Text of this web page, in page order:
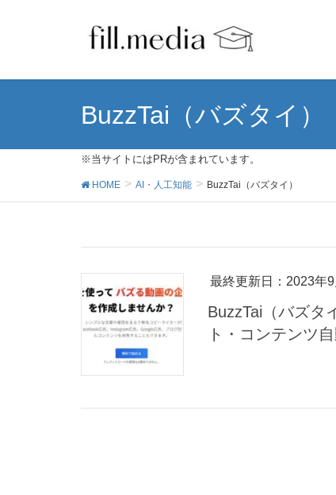
BuzzTai（バズタイ）
※当サイトにはPRが含まれています。
HOME AI・人工知能 BuzzTai（バズタイ）
最終更新日：2023年9
BuzzTai（バズタ
ト・コンテンツ